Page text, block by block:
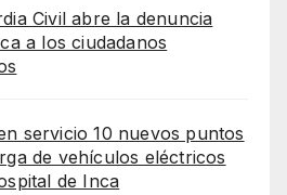
Civil abre la denuncia
a los ciudadanos
servicio 10 nuevos puntos
de vehículos eléctricos
de Inca